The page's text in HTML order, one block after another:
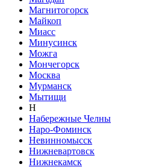
Магнитогорск
Майкоп
Миасс
Минусинск
Можга
Мончегорск
Москва
Мурманск
Мытищи
Н
Набережные Челны
Наро-Фоминск
Невинномысск
Нижневартовск
Нижнекамск